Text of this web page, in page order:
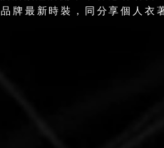
牌最新時裝，同分享個人衣